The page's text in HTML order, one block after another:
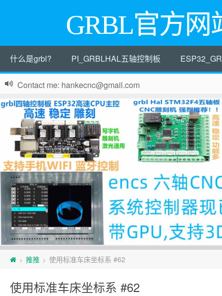
GRBL官方网
什么是grbl? PI_GRBLHAL五轴控制板
Contact me: hankecnc@gmail.com
> 推推 > 使用标准车床坐标系 #62
使用标准车床坐标系 #62